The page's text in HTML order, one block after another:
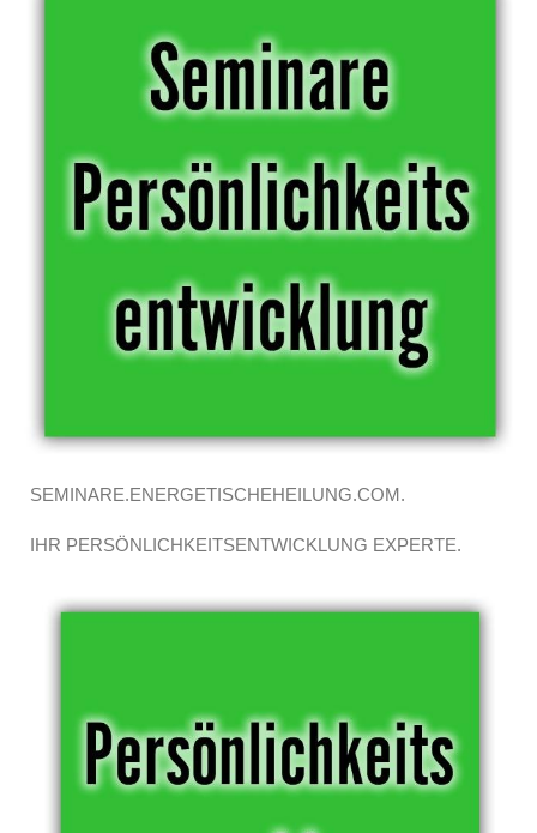
SEMINARE.ENERGETISCHEHEILUNG.COM.
IHR PERSÖNLICHKEITSENTWICKLUNG EXPERTE.